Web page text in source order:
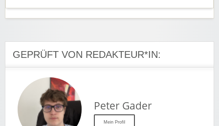
GEPRÜFT VON REDAKTEUR*IN:
Peter Gader
Mein Profil